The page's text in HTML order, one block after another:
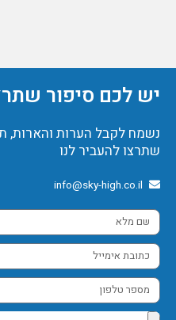
יש לכם סיפור
נשמח לקבל הערות והארות,
שתרצו להעביר לנו
info@sky-high.co.il
שם
מלא
כתובת
אימייל
מספר
טלפון